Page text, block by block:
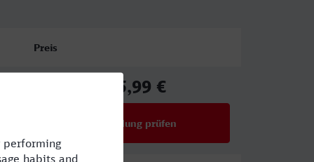
Preis
55,99 €
Verbindung prüfen